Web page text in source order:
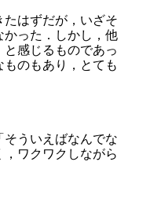
はずだが，いざそ
かった．しかし，他
感じるものであっ
のもあり，とても
ういえばなんでな
ワクワクしながら